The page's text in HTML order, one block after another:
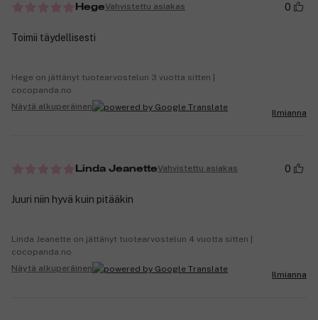
HegeVahvistettu asiakas 0
Toimii täydellisesti
Hege on jättänyt tuotearvostelun 3 vuotta sitten |
cocopanda.no
Näytä alkuperäinen
Ilmianna
Linda JeanetteVahvistettu asiakas 0
Juuri niin hyvä kuin pitääkin
Linda Jeanette on jättänyt tuotearvostelun 4 vuotta sitten |
cocopanda.no
Näytä alkuperäinen
Ilmianna